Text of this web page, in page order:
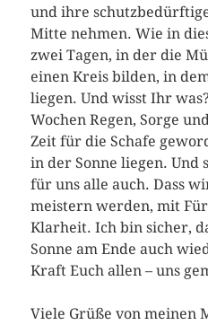
und ihre
Mitte nehmen. Wie in
zwei Tagen, in der die
einen Kreis bilden, in
liegen. Und wisst Ihr
Wochen Regen, Sorge
Zeit für die Schafe
in der Sonne liegen. Und
für uns alle auch. Dass
meistern werden, mit
Klarheit. Ich bin sicher,
Sonne am Ende auch
Kraft Euch allen – uns
Viele Grüße von meinen